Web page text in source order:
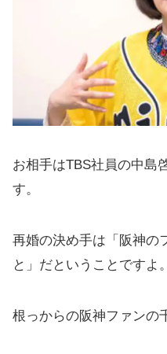
お相手はTBS社員の中島
す。
再婚の決め手は「阪神の
と」だということですよ。
根っからの阪神ファンの